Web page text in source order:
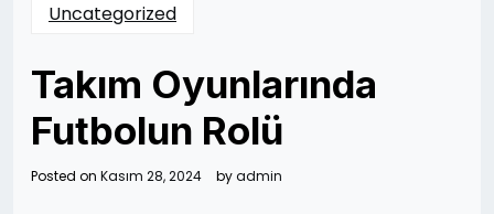
Uncategorized
Takım Oyunlarında
Futbolun Rolü
Posted on Kasım 28, 2024 byadmin